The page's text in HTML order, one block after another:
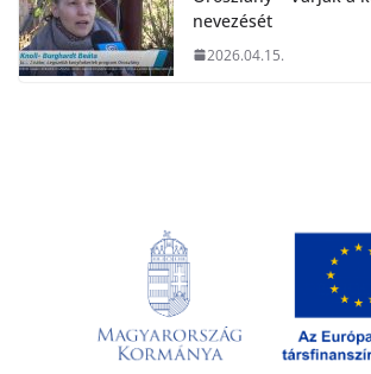
nevezését
2026.04.15.